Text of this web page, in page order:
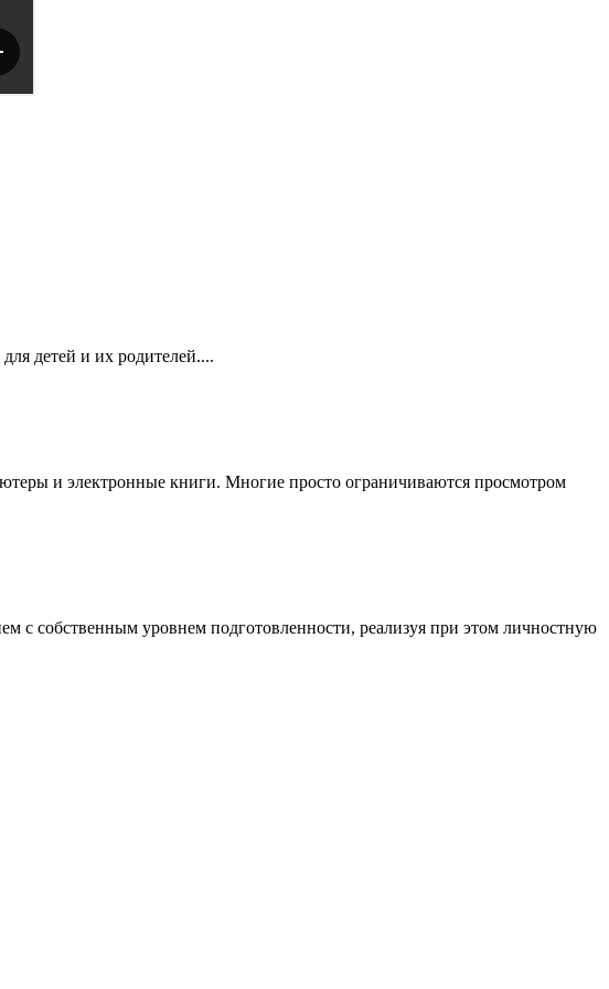
детей и их родителей....
и электронные книги. Многие просто ограничиваются просмотром
с собственным уровнем подготовленности, реализуя при этом личностную